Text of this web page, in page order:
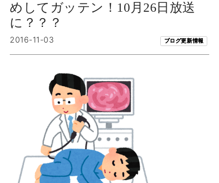
めしてガッテン！10月26日放送
に？？？
2016-11-03 ブログ更新情報